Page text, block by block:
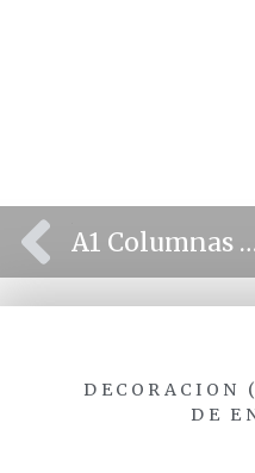
A1 Columnas de
DECORACION
DE